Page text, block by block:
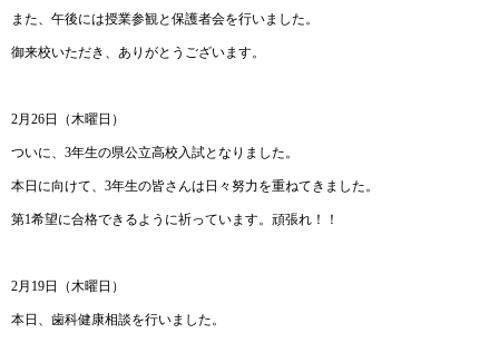
また、午後には授業参観と保護者会を行いました。
御来校いただき、ありがとうございます。
2月26日（木曜日）
ついに、3年生の県公立高校入試となりました。
本日に向けて、3年生の皆さんは日々努力を重ねてきました。
第1希望に合格できるように祈っています。頑張れ！！
2月19日（木曜日）
本日、歯科健康相談を行いました。